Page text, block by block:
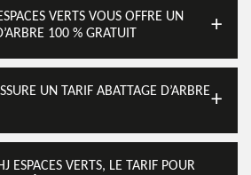
VERTS VOUS OFFRE UN
100 % GRATUIT
UN TARIF ABATTAGE D’ARBRE
ESPACES VERTS, LE TARIF POUR